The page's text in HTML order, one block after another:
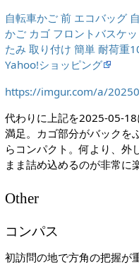
自転車かご 前 エコバッグ
かご カゴ フロントバスケ
たみ 取り付け 簡単 耐荷重
Yahoo!ショッピング
https://imgur.com/a/
代わりに上記を2025-05-
満足。カゴ部分がバックを
らコンパクト。何より、外
まま詰め込めるのが非常に
Other
コンパス
初訪問の地で方角の把握が